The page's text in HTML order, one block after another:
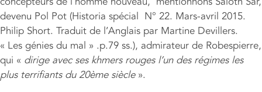
devenu Pol Pot (Historia spécial N° 22. Mars-avril 2015.
Philip Short. Traduit de l’Anglais par Martine Devillers.
« Les génies du mal » .p.79 ss.), admirateur de Robespierre,
qui « dirige avec ses khmers rouges l’un des régimes les
plus terrifiants du 20ème siècle ».